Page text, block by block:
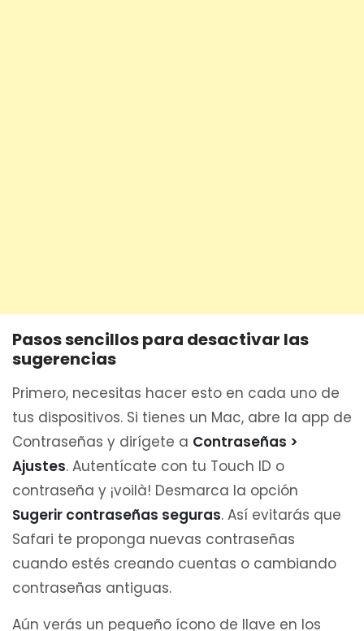
Pasos sencillos para desactivar las
sugerencias
Primero, necesitas hacer esto en cada uno de
tus dispositivos. Si tienes un Mac, abre la app de
Contraseñas y dirígete a Contraseñas >
Ajustes. Autentícate con tu Touch ID o
contraseña y ¡voilà! Desmarca la opción
Sugerir contraseñas seguras. Así evitarás que
Safari te proponga nuevas contraseñas
cuando estés creando cuentas o cambiando
contraseñas antiguas.
Aún verás un pequeño ícono de llave en los